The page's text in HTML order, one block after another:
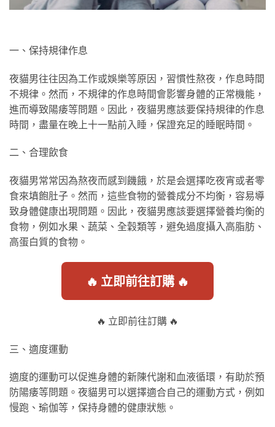
一、保持規律作息
夜貓男往往因為工作或娛樂等原因，習慣性熬夜，作息時間
不規律。然而，不規律的作息時間會影響身體的正常機能，
進而導致陽痿等問題。因此，夜貓男應該要保持規律的作息
時間，盡量在晚上十一點前入睡，保證充足的睡眠時間。
二、合理飲食
夜貓男常常因為熬夜而感到饑餓，於是会選擇吃夜宵或者零
食來填飽肚子。然而，這些食物的營養成分不均衡，容易導
致身體健康出現問題。因此，夜貓男應該要選擇營養均衡的
食物，例如水果、蔬菜、全穀類等，避免過度攝入高脂肪、
高蛋白質的食物。
🔥 立即前往訂購 🔥
🔥 立即前往訂購 🔥
三、適度運動
適度的運動可以促進身體的新陳代謝和血液循環，有助於預
防陽痿等問題。夜貓男可以選擇適合自己的運動方式，例如
慢跑、瑜伽等，保持身體的健康狀態。